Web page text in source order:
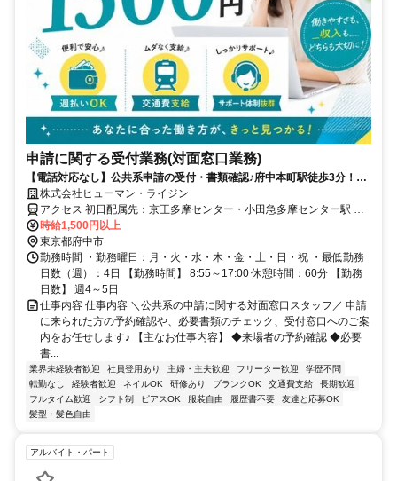
申請に関する受付業務(対面窓口業務)
【電話対応なし】公共系申請の受付・書類確認♪府中本町駅徒歩3分！残
業ほぼなし◎
株式会社ヒューマン・ライジン
アクセス 初日配属先：京王多摩センター・小田急多摩センター駅 徒
歩7分 2日目以降：府中駅 徒歩5分 府中本町駅 徒歩3分
時給1,500円以上
東京都府中市
勤務時間 ・勤務曜日：月・火・水・木・金・土・日・祝 ・最低勤務
日数（週）：4日 【勤務時間】 8:55～17:00 休憩時間：60分 【勤務
日数】 週4～5日
仕事内容 仕事内容 ＼公共系の申請に関する対面窓口スタッフ／ 申請
に来られた方の予約確認や、必要書類のチェック、受付窓口へのご案
内をお任せします♪ 【主なお仕事内容】 ◆来場者の予約確認 ◆必要
書...
業界未経験者歓迎 社員登用あり 主婦・主夫歓迎 フリーター歓迎
学歴不問
転勤なし
経験者歓迎 ネイルOK 研修あり ブランクOK 交通費支給
長期歓迎
フルタイム歓迎
シフト制 ピアスOK 服装自由 履歴書不要
友達と応募OK
髪型・髪色自由
アルバイト・パート